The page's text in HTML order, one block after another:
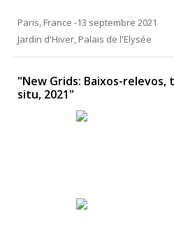
Paris, France -13 septembre 2021
Jardin d'Hiver, Palais de l'Elysée
"New Grids: Baixos-relevos,
situ, 2021"